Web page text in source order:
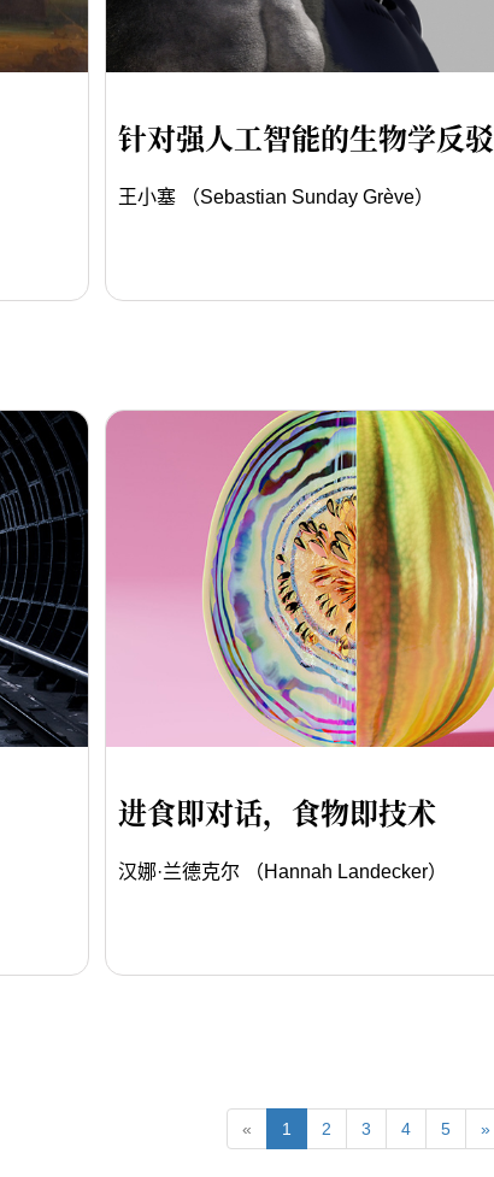
针对强人工智能的生物学反驳
王小塞 （Sebastian Sunday Grève）
进食即对话，食物即技术
汉娜·兰德克尔 （Hannah Landecker）
« 1 2 3 4 5 »